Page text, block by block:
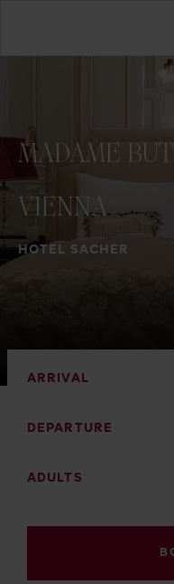
HOTEL SACHER
MADAME
VIENNA
ARRIVAL
DEPARTURE
ADULTS